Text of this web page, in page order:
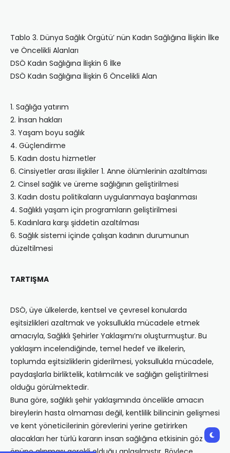
Tablo 3. Dünya Sağlık Örgütü’ nün Kadın Sağlığına İlişkin İlke
ve Öncelikli Alanları
DSÖ Kadın Sağlığına İlişkin 6 İlke
DSÖ Kadın Sağlığına İlişkin 6 Öncelikli Alan
1. Sağlığa yatırım
2. İnsan hakları
3. Yaşam boyu sağlık
4. Güçlendirme
5. Kadın dostu hizmetler
6. Cinsiyetler arası ilişkiler 1. Anne ölümlerinin azaltılması
2. Cinsel sağlık ve üreme sağlığının geliştirilmesi
3. Kadın dostu politikaların uygulanmaya başlanması
4. Sağlıklı yaşam için programların geliştirilmesi
5. Kadınlara karşı şiddetin azaltılması
6. Sağlık sistemi içinde çalışan kadının durumunun
düzeltilmesi
TARTIŞMA
DSÖ, üye ülkelerde, kentsel ve çevresel konularda
eşitsizlikleri azaltmak ve yoksullukla mücadele etmek
amacıyla, Sağlıklı Şehirler Yaklaşımı’nı oluşturmuştur. Bu
yaklaşım incelendiğinde, temel hedef ve ilkelerin,
toplumda eşitsizliklerin giderilmesi, yoksullukla mücadele,
paydaşlarla birliktelik, katılımcılık ve sağlığın geliştirilmesi
olduğu görülmektedir.
Buna göre, sağlıklı şehir yaklaşımında öncelikle amacın
bireylerin hasta olmaması değil, kentlilik bilincinin gelişmesi
ve kent yöneticilerinin görevlerini yerine getirirken
alacakları her türlü kararın insan sağlığına etkisinin göz